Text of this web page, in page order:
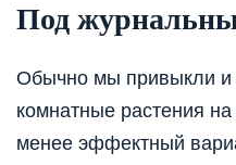
Под
Обычно мы привыкли и
комнатные растения
менее эффектный